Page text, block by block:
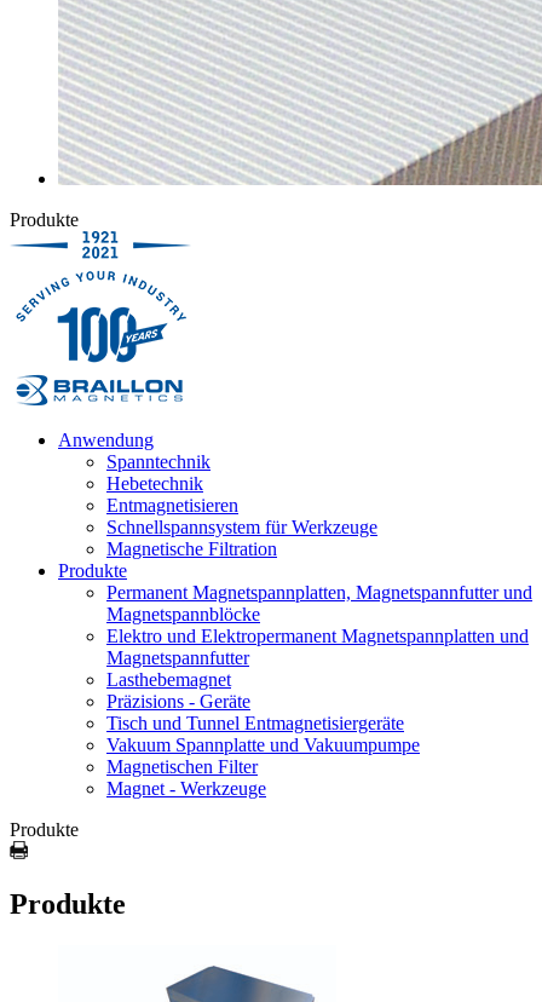
Produkte
Anwendung
Spanntechnik
Hebetechnik
Entmagnetisieren
Schnellspannsystem für Werkzeuge
Magnetische Filtration
Produkte
Permanent Magnetspannplatten, Magnetspannfutter und
Magnetspannblöcke
Elektro und Elektropermanent Magnetspannplatten und
Magnetspannfutter
Lasthebemagnet
Präzisions - Geräte
Tisch und Tunnel Entmagnetisiergeräte
Vakuum Spannplatte und Vakuumpumpe
Magnetischen Filter
Magnet - Werkzeuge
Produkte
Produkte